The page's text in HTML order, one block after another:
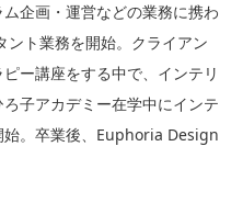
企画・運営などの業務に携わ
ント業務を開始。クライアン
ー講座をする中で、インテリ
子アカデミー在学中にインテ
始。卒業後、Euphoria Design